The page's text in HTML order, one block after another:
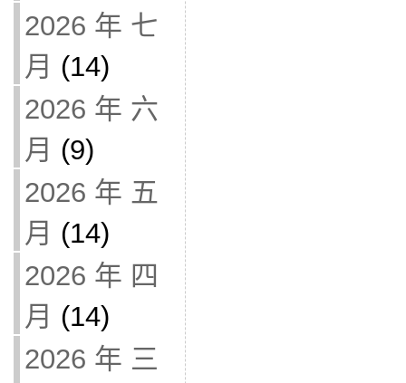
2026 年 七
月 (14)
2026 年 六
月 (9)
2026 年 五
月 (14)
2026 年 四
月 (14)
2026 年 三